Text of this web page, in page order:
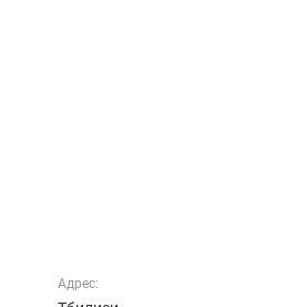
Адрес: